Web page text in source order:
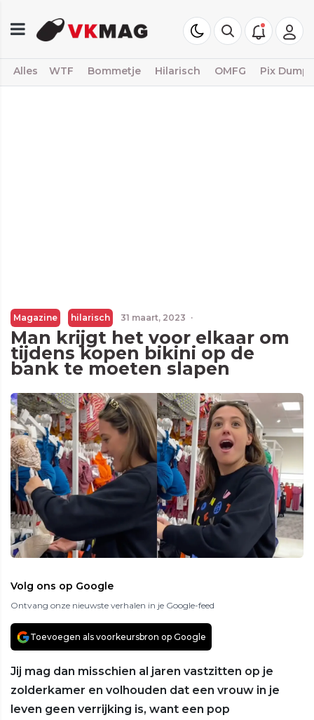
Alles WTF Bommetje Hilarisch OMFG Pix Dump
Magazine hilarisch 31 maart, 2023 ·
Man krijgt het voor elkaar om
tijdens kopen bikini op de
bank te moeten slapen
Volg ons op Google
Ontvang onze nieuwste verhalen in je Google-feed
Toevoegen als voorkeursbron op Google
Jij mag dan misschien al jaren vastzitten op je
zolderkamer en volhouden dat een vrouw in je
leven geen verrijking is, want een pop